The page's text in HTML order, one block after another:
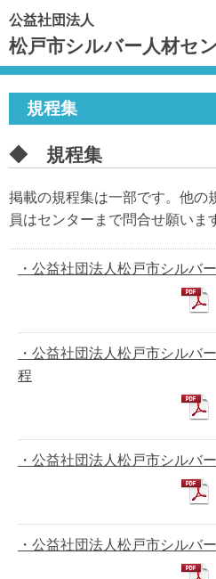
公益社団法人
松戸市シルバー人材セ
規程集
◆ 規程集
掲載の規程集は一部です。他の
員はセンターまで問合せ願いま
・公益社団法人松戸市シルバ
・公益社団法人松戸市シルバ
程
・公益社団法人松戸市シルバ
・公益社団法人松戸市シルバ